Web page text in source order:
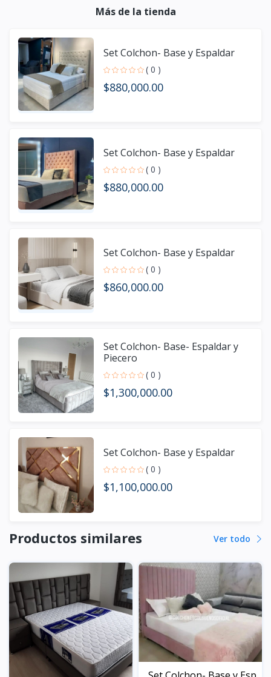
Más de la tienda
Set Colchon- Base y Espaldar
( 0 )
$880,000.00
Set Colchon- Base y Espaldar
( 0 )
$880,000.00
Set Colchon- Base y Espaldar
( 0 )
$860,000.00
Set Colchon- Base- Espaldar y
Piecero
( 0 )
$1,300,000.00
Set Colchon- Base y Espaldar
( 0 )
$1,100,000.00
Productos similares Ver todo